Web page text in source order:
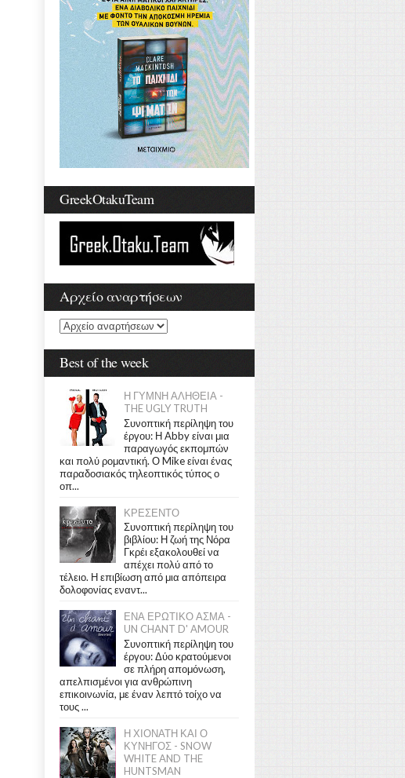
GreekOtakuTeam
Αρχείο αναρτήσεων
Best of the week
Η ΓΥΜΝΗ ΑΛΗΘΕΙΑ -
THE UGLY TRUTH
Συνοπτική περίληψη του
έργου: Η Abby είναι μια
παραγωγός εκπομπών
και πολύ ρομαντική. Ο Mike είναι ένας
παραδοσιακός τηλεοπτικός τύπος ο
οπ...
ΚΡΕΣΕΝΤΟ
Συνοπτική περίληψη του
βιβλίου: Η ζωή της Νόρα
Γκρέι εξακολουθεί να
απέχει πολύ από το
τέλειο. Η επιβίωση από μια απόπειρα
δολοφονίας εναντ...
ΕΝΑ ΕΡΩΤΙΚΟ ΑΣΜΑ -
UN CHANT D' AMOUR
Συνοπτική περίληψη του
έργου: Δύο κρατούμενοι
σε πλήρη απομόνωση,
απελπισμένοι για ανθρώπινη
επικοινωνία, με έναν λεπτό τοίχο να
τους ...
Η ΧΙΟΝΑΤΗ ΚΑΙ Ο
ΚΥΝΗΓΟΣ - SNOW
WHITE AND THE
HUNTSMAN